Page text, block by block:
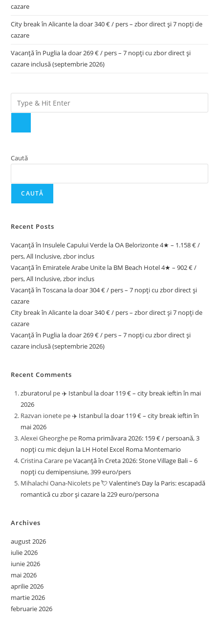
cazare
City break în Alicante la doar 340 € / pers – zbor direct și 7 nopți de
cazare
Vacanță în Puglia la doar 269 € / pers – 7 nopți cu zbor direct și
cazare inclusă (septembrie 2026)
Caută
CAUTĂ
Recent Posts
Vacanță în Insulele Capului Verde la OA Belorizonte 4★ – 1.158 € /
pers, All Inclusive, zbor inclus
Vacanță în Emiratele Arabe Unite la BM Beach Hotel 4★ – 902 € /
pers, All Inclusive, zbor inclus
Vacanță în Toscana la doar 304 € / pers – 7 nopți cu zbor direct și
cazare
City break în Alicante la doar 340 € / pers – zbor direct și 7 nopți de
cazare
Vacanță în Puglia la doar 269 € / pers – 7 nopți cu zbor direct și
cazare inclusă (septembrie 2026)
Recent Comments
zburatorul pe ✈️ Istanbul la doar 119 € – city break ieftin în mai
2026
Razvan ionete pe ✈️ Istanbul la doar 119 € – city break ieftin în
mai 2026
Alexei Gheorghe pe Roma primăvara 2026: 159 € / persoană, 3
nopți cu mic dejun la LH Hotel Excel Roma Montemario
Cristina Carare peVacanță în Creta 2026: Stone Village Bali – 6
nopți cu demipensiune, 399 euro/pers
Mihalachi Oana-Nicolets pe💘 Valentine’s Day la Paris: escapadă
romantică cu zbor și cazare la 229 euro/persona
Archives
august 2026
iulie 2026
iunie 2026
mai 2026
aprilie 2026
martie 2026
februarie 2026